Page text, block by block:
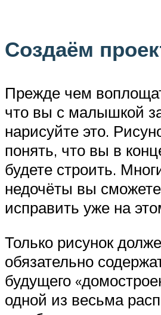
Создаём
Прежде чем
что вы с малышкой
нарисуйте это.
понять, что вы в
будете строить.
недочёты вы
исправить уже на
Только рисунок
обязательно
будущего
одной из весьма